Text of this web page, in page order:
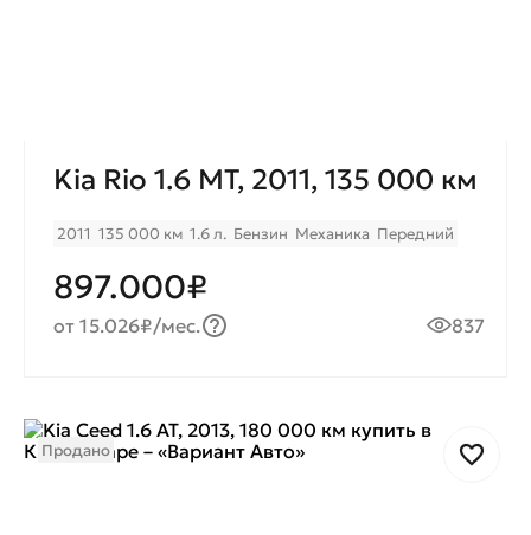
Kia Rio 1.6 МТ, 2011, 135 000 км
2011 135 000 км 1.6 л. Бензин Механика Передний
897.000₽
от 15.026₽/мес. 837
Продано